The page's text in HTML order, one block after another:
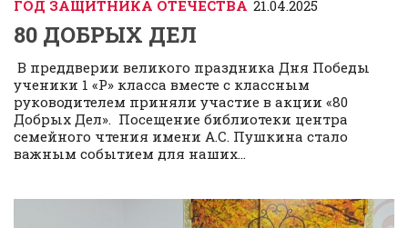
ГОД ЗАЩИТНИКА ОТЕЧЕСТВА 21.04.2025
80 ДОБРЫХ ДЕЛ
В преддверии великого праздника Дня Победы
ученики 1 «Р» класса вместе с классным
руководителем приняли участие в акции «80
Добрых Дел». Посещение библиотеки центра
семейного чтения имени А.С. Пушкина стало
важным событием для наших...